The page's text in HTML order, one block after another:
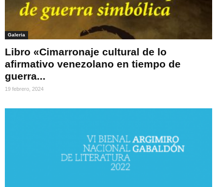
Galeria
Libro «Cimarronaje cultural de lo
afirmativo venezolano en tiempo de
guerra...
19 febrero, 2024